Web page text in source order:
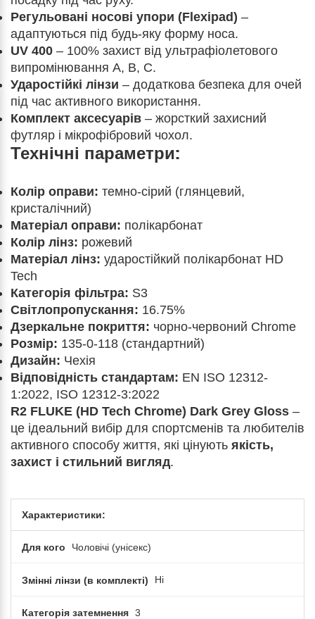
Регульовані носові упори (Flexipad) –
адаптуються під будь-яку форму носа.
UV 400 – 100% захист від ультрафіолетового
випромінювання A, B, C.
Ударостійкі лінзи – додаткова безпека для очей
під час активного використання.
Комплект аксесуарів – жорсткий захисний
футляр і мікрофібровий чохол.
Технічні параметри:
Колір оправи: темно-сірий (глянцевий,
кристалічний)
Матеріал оправи: полікарбонат
Колір лінз: рожевий
Матеріал лінз: ударостійкий полікарбонат HD
Tech
Категорія фільтра: S3
Світлопропускання: 16.75%
Дзеркальне покриття: чорно-червоний Chrome
Розмір: 135-0-118 (стандартний)
Дизайн: Чехія
Відповідність стандартам: EN ISO 12312-
1:2022, ISO 12312-3:2022
R2 FLUKE (HD Tech Chrome) Dark Grey Gloss –
це ідеальний вибір для спортсменів та любителів
активного способу життя, які цінують якість,
захист і стильний вигляд.
Характеристики:
Для кого Чоловічі (унісекс)
Змінні лінзи (в комплекті) Ні
Категорія затемнення 3